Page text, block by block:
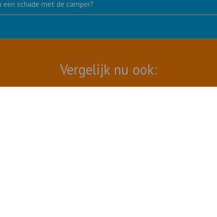
schade met de camper?
Vergelijk nu ook: